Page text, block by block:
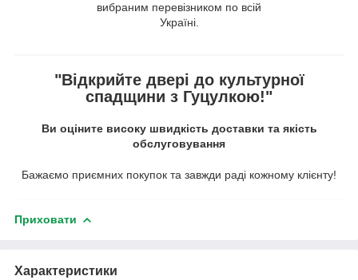
вибраним перевізником по всій
Україні.
"Відкрийте двері до культурної
спадщини з Гуцулкою!"
Ви оціните високу швидкість доставки та якість
обслуговування
Бажаємо приємних покупок та завжди раді кожному клієнту!
Приховати
Характеристики